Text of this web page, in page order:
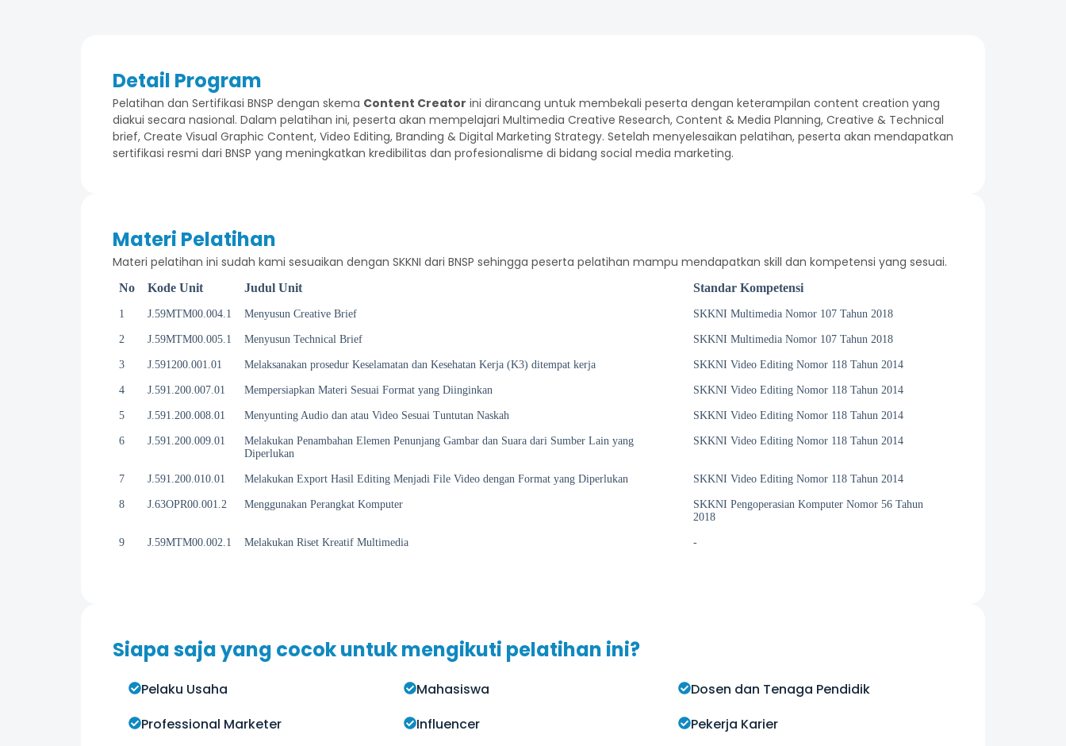
Detail Program
Pelatihan dan Sertifikasi BNSP dengan skema Content Creator ini dirancang untuk membekali peserta dengan keterampilan content creation yang
diakui secara nasional. Dalam pelatihan ini, peserta akan mempelajari Multimedia Creative Research, Content & Media Planning, Creative & Technical
brief, Create Visual Graphic Content, Video Editing, Branding & Digital Marketing Strategy. Setelah menyelesaikan pelatihan, peserta akan mendapatkan
sertifikasi resmi dari BNSP yang meningkatkan kredibilitas dan profesionalisme di bidang social media marketing.
Materi Pelatihan
Materi pelatihan ini sudah kami sesuaikan dengan SKKNI dari BNSP sehingga peserta pelatihan mampu mendapatkan skill dan kompetensi yang sesuai.
No Kode Unit Judul Unit Standar Kompetensi
1 J.59MTM00.004.1 Menyusun Creative Brief SKKNI Multimedia Nomor 107 Tahun 2018
2 J.59MTM00.005.1 Menyusun Technical Brief SKKNI Multimedia Nomor 107 Tahun 2018
3 J.591200.001.01 Melaksanakan prosedur Keselamatan dan Kesehatan Kerja (K3) ditempat kerja SKKNI Video Editing Nomor 118 Tahun 2014
4 J.591.200.007.01 Mempersiapkan Materi Sesuai Format yang Diinginkan SKKNI Video Editing Nomor 118 Tahun 2014
5 J.591.200.008.01 Menyunting Audio dan atau Video Sesuai Tuntutan Naskah SKKNI Video Editing Nomor 118 Tahun 2014
6 J.591.200.009.01
Melakukan Penambahan Elemen Penunjang Gambar dan Suara dari Sumber Lain yang
Diperlukan
SKKNI Video Editing Nomor 118 Tahun 2014
7 J.591.200.010.01 Melakukan Export Hasil Editing Menjadi File Video dengan Format yang Diperlukan SKKNI Video Editing Nomor 118 Tahun 2014
8 J.63OPR00.001.2 Menggunakan Perangkat Komputer
SKKNI Pengoperasian Komputer Nomor 56 Tahun
2018
9 J.59MTM00.002.1 Melakukan Riset Kreatif Multimedia -
Siapa saja yang cocok untuk mengikuti pelatihan ini?
Pelaku Usaha Mahasiswa
Dosen dan Tenaga Pendidik​
Professional Marketer
Influencer Pekerja Karier